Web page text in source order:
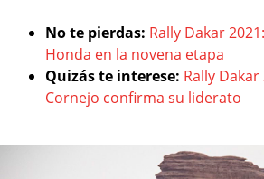
No te pierdas: Rally Dakar
Honda en la novena etapa
Quizás te interese: Rally Dakar
Cornejo confirma su liderato